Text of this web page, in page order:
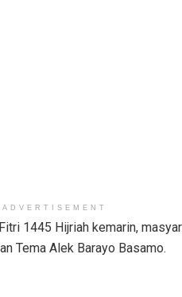
ADVERTISEMENT
1445 Hijriah kemarin,
Tema Alek Barayo Basamo.